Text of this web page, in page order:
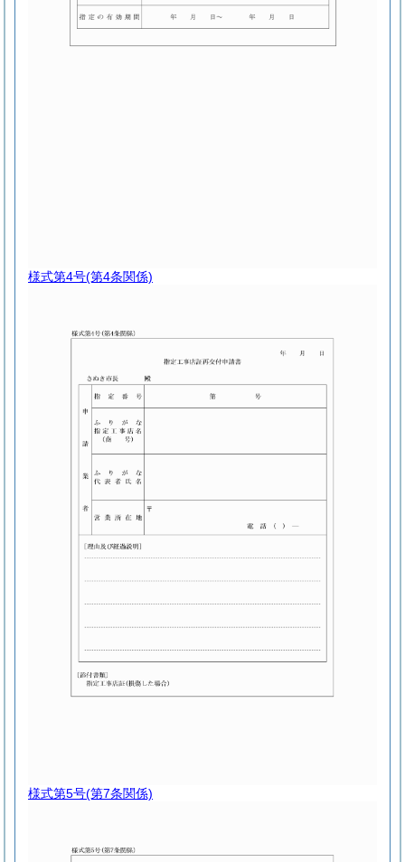
様式第4号(第4条関係)
様式第5号(第7条関係)